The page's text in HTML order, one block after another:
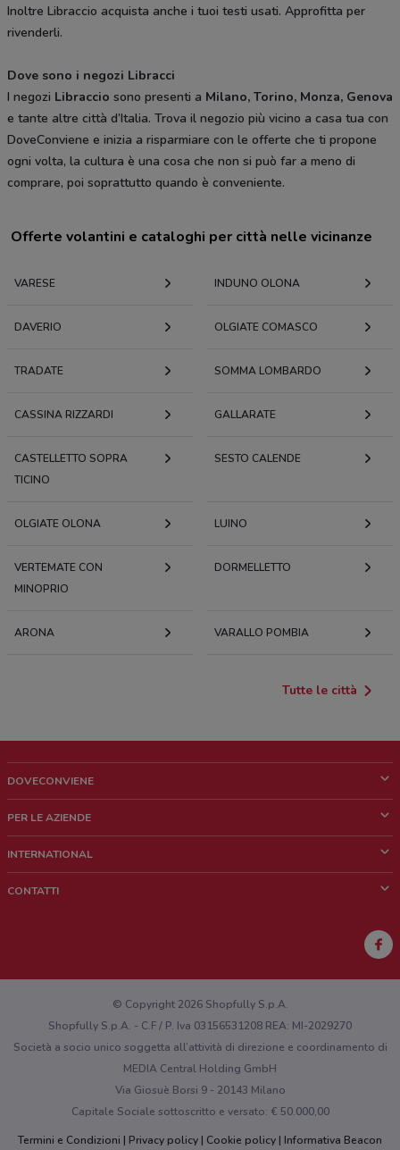
Inoltre Libraccio acquista anche i tuoi testi usati. Approfitta per
rivenderli.
Dove sono i negozi Libracci
I negozi Libraccio sono presenti a Milano, Torino, Monza, Genova
e tante altre città d’Italia. Trova il negozio più vicino a casa tua con
DoveConviene e inizia a risparmiare con le offerte che ti propone
ogni volta, la cultura è una cosa che non si può far a meno di
comprare, poi soprattutto quando è conveniente.
Offerte volantini e cataloghi per città nelle vicinanze
VARESE INDUNO OLONA
DAVERIO OLGIATE COMASCO
TRADATE SOMMA LOMBARDO
CASSINA RIZZARDI GALLARATE
CASTELLETTO SOPRA
TICINO
SESTO CALENDE
OLGIATE OLONA LUINO
VERTEMATE CON
MINOPRIO
DORMELLETTO
ARONA VARALLO POMBIA
Tutte le città
DOVECONVIENE
Chi siamo
Lavora con noi
PER LE AZIENDE
Richieste commerciali e marketing
INTERNATIONAL
CONTATTI
Hai un malfunzionamento sul web o sull'app?
© Copyright 2026 Shopfully S.p.A.
Shopfully S.p.A. - C.F / P. Iva 03156531208 REA: MI-2029270
Società a socio unico soggetta all’attività di direzione e coordinamento di
MEDIA Central Holding GmbH
Via Giosuè Borsi 9 - 20143 Milano
Capitale Sociale sottoscritto e versato: € 50.000,00
Termini e Condizioni
Privacy policy Cookie policy Informativa Beacon